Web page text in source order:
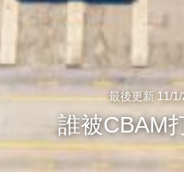
最後更新 11/
誰被CBAM